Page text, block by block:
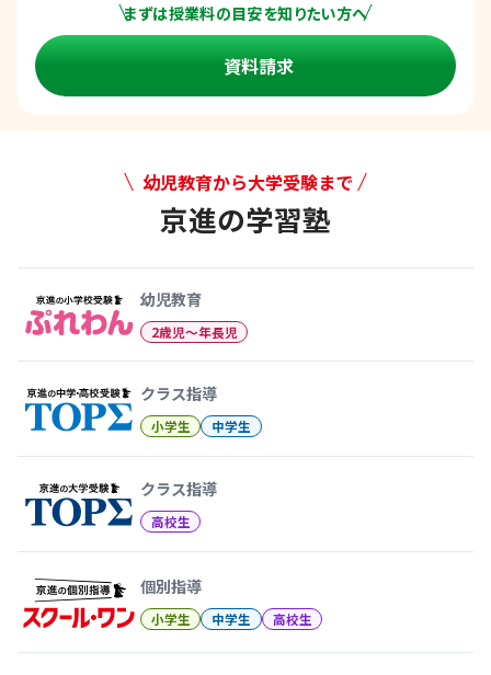
まずは授業料の目安を知りたい方へ
資料請求
幼児教育から大学受験まで
京進の学習塾
幼児教育
2歳児〜年長児
クラス指導
小学生 中学生
クラス指導
高校生
個別指導
小学生 中学生 高校生